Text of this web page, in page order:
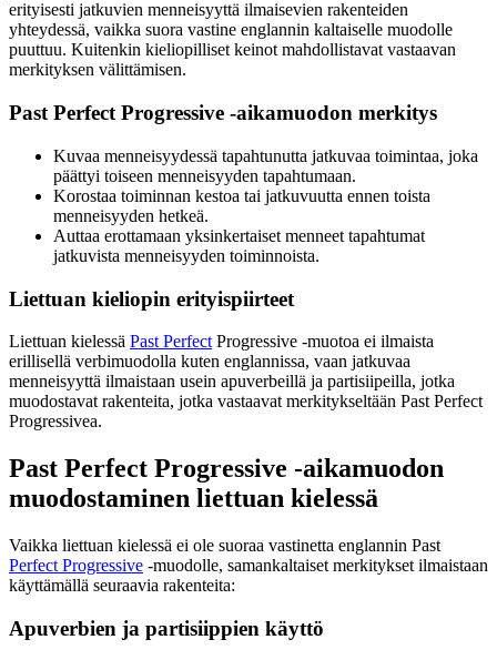
erityisesti jatkuvien menneisyyttä ilmaisevien rakenteiden
yhteydessä, vaikka suora vastine englannin kaltaiselle muodolle
puuttuu. Kuitenkin kieliopilliset keinot mahdollistavat vastaavan
merkityksen välittämisen.
Past Perfect Progressive -aikamuodon merkitys
Kuvaa menneisyydessä tapahtunutta jatkuvaa toimintaa, joka
päättyi toiseen menneisyyden tapahtumaan.
Korostaa toiminnan kestoa tai jatkuvuutta ennen toista
menneisyyden hetkeä.
Auttaa erottamaan yksinkertaiset menneet tapahtumat
jatkuvista menneisyyden toiminnoista.
Liettuan kieliopin erityispiirteet
Liettuan kielessä Past Perfect Progressive -muotoa ei ilmaista
erillisellä verbimuodolla kuten englannissa, vaan jatkuvaa
menneisyyttä ilmaistaan usein apuverbeillä ja partisiipeilla, jotka
muodostavat rakenteita, jotka vastaavat merkitykseltään Past Perfect
Progressivea.
Past Perfect Progressive -aikamuodon
muodostaminen liettuan kielessä
Vaikka liettuan kielessä ei ole suoraa vastinetta englannin Past
Perfect Progressive -muodolle, samankaltaiset merkitykset ilmaistaan
käyttämällä seuraavia rakenteita:
Apuverbien ja partisiippien käyttö